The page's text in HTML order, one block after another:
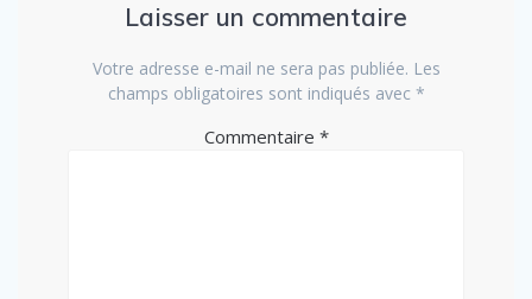
Laisser un commentaire
Votre adresse e-mail ne sera pas publiée. Les
champs obligatoires sont indiqués avec *
Commentaire *